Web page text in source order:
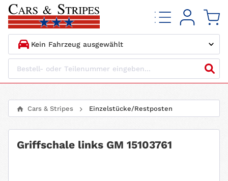
1. HERSTELLER
4. MOTORTYP
Cars & Stripes Einzelstücke/Restposten
Griffschale links GM 15103761